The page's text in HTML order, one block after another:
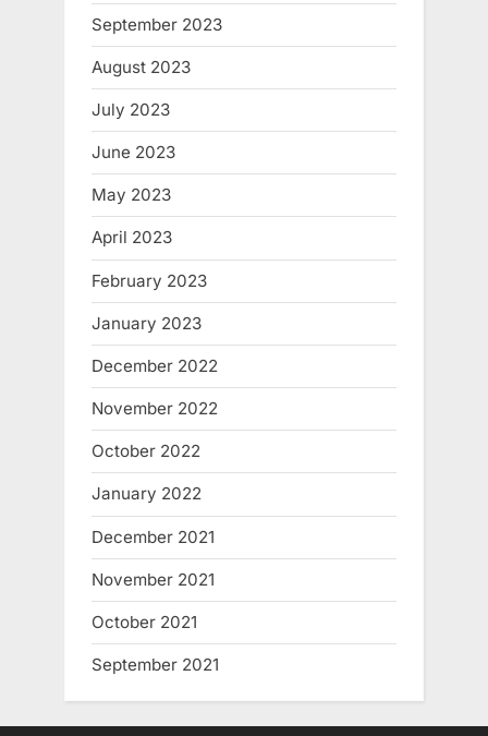
September 2023
August 2023
July 2023
June 2023
May 2023
April 2023
February 2023
January 2023
December 2022
November 2022
October 2022
January 2022
December 2021
November 2021
October 2021
September 2021